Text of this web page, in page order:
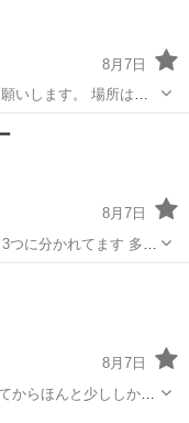
8月7日
す。 場所はご
35✖️148センチ
8月7日
分かれてます 多少
8月7日
からほんと少ししか出